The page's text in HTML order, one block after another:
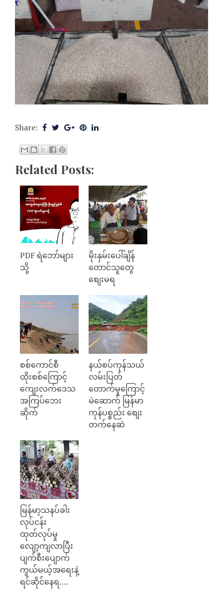
Share:
Related Posts:
PDF ရဲဘော်များ
သို့
မိုးနှမ်းပေါ်ချိန်
တောင်သူတွေ
စျေးမရ
စစ်ကောင်စီ
ထိုးစစ်ကြောင့်
ကျေးလက်ဒေသ
အကြပ်ဘေး
ဆိုက်
နယ်စပ်ကုန်သယ်
လမ်းပြတ်
တောက်မှုကြောင့်
မဲဆောက် မြန်မာ
ကုန်ပစ္စည်း စျေး
တက်နေဆဲ
မြန်မာ့သနပ်ခါး
လုပ်ငန်း
ထုတ်လုပ်မှု
လျော့ကျလာပြီး
ပျက်စီးပျောက်
ကွယ်မယ့်အရေးနဲ့
ရင်ဆိုင်နေရ….